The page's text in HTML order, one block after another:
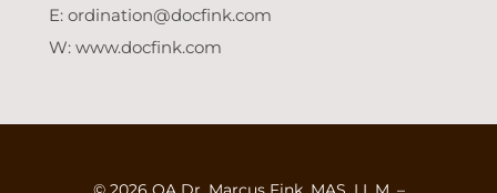
E:ordination@docfink.com
W:www.docfink.com